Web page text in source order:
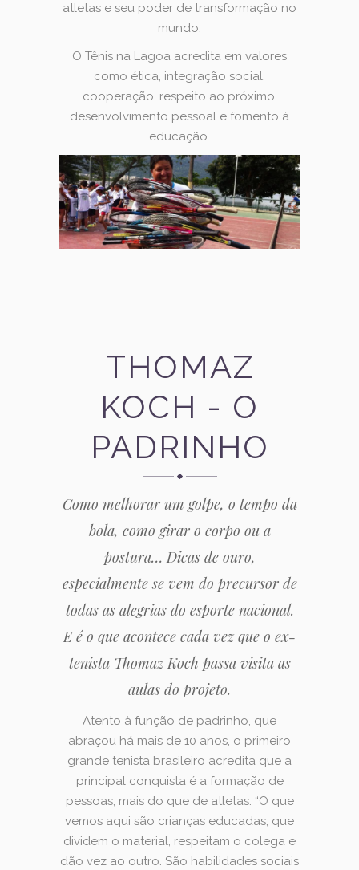
atletas e seu poder de transformação no
mundo.
O Tênis na Lagoa acredita em valores
como ética, integração social,
cooperação, respeito ao próximo,
desenvolvimento pessoal e fomento à
educação.
THOMAZ
KOCH - O
PADRINHO
Como melhorar um golpe, o tempo da
bola, como girar o corpo ou a
postura… Dicas de ouro,
especialmente se vem do precursor de
todas as alegrias do esporte nacional.
E é o que acontece cada vez que o ex-
tenista Thomaz Koch passa visita as
aulas do projeto.
Atento à função de padrinho, que
abraçou há mais de 10 anos, o primeiro
grande tenista brasileiro acredita que a
principal conquista é a formação de
pessoas, mais do que de atletas. “O que
vemos aqui são crianças educadas, que
dividem o material, respeitam o colega e
dão vez ao outro. São habilidades sociais